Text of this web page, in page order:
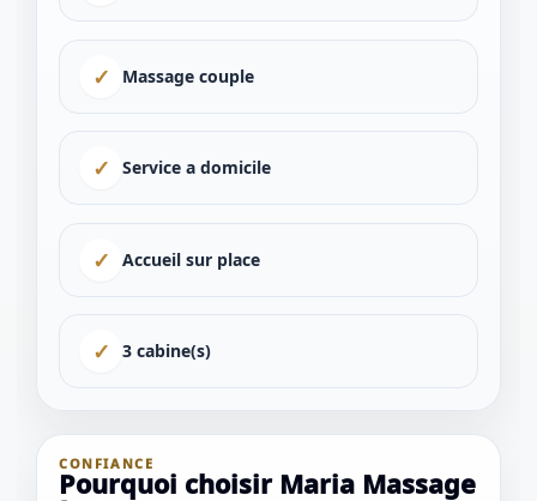
✓ Massage couple
✓ Service a domicile
✓ Accueil sur place
✓ 3 cabine(s)
CONFIANCE
Pourquoi choisir Maria Massage